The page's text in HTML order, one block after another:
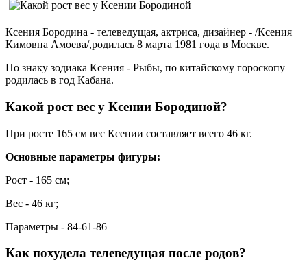
Ксения Бородина - телеведущая, актриса, дизайнер - /Ксения
Кимовна Амоева/,родилась 8 марта 1981 года в Москве.
По знаку зодиака Ксения - Рыбы, по китайскому гороскопу
родилась в год Кабана.
Какой рост вес у Ксении Бородиной?
При росте 165 см вес Ксении составляет всего 46 кг.
Основные параметры фигуры:
Рост - 165 см;
Вес - 46 кг;
Параметры - 84-61-86
Как похудела телеведущая после родов?